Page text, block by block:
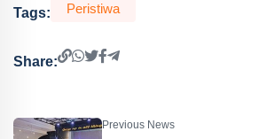
Tags: Peristiwa
Share:
Previous News